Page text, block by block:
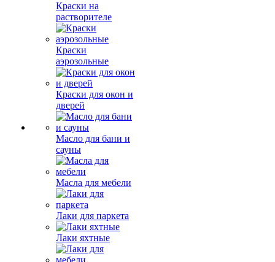
Краски на
растворителе
Краски
аэрозольные
Краски для окон и
дверей
Масло для бани и
сауны
Масла для мебели
Лаки для паркета
Лаки яхтные